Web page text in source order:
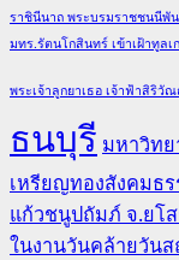
ราชินีนาถ พระบรมราชชนนี
มทร.รัตนโกสินทร์ เข้าเฝ้าทู
พระเจ้าลูกยาเธอ เจ้าฟ้าสิริวั
ธนบุรี มหาวิท
เหรียญทองสังคมธ
แก้วชนูปถัมภ์ จ.ยโ
ในงานวันคล้ายวัน